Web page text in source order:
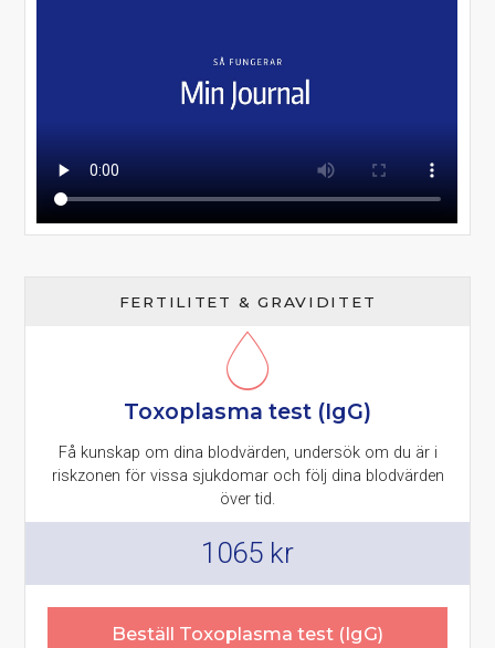
FERTILITET & GRAVIDITET
Toxoplasma test (IgG)
Få kunskap om dina blodvärden, undersök om du är i
riskzonen för vissa sjukdomar och följ dina blodvärden
över tid.
1065 kr
Beställ Toxoplasma test (IgG)